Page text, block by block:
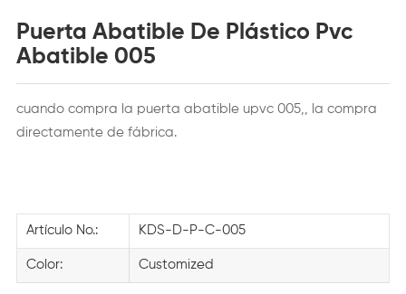
Puerta Abatible De Plástico Pvc
Abatible 005
cuando compra la puerta abatible upvc 005,, la compra
directamente de fábrica.
Artículo No.: KDS-D-P-C-005
Color: Customized